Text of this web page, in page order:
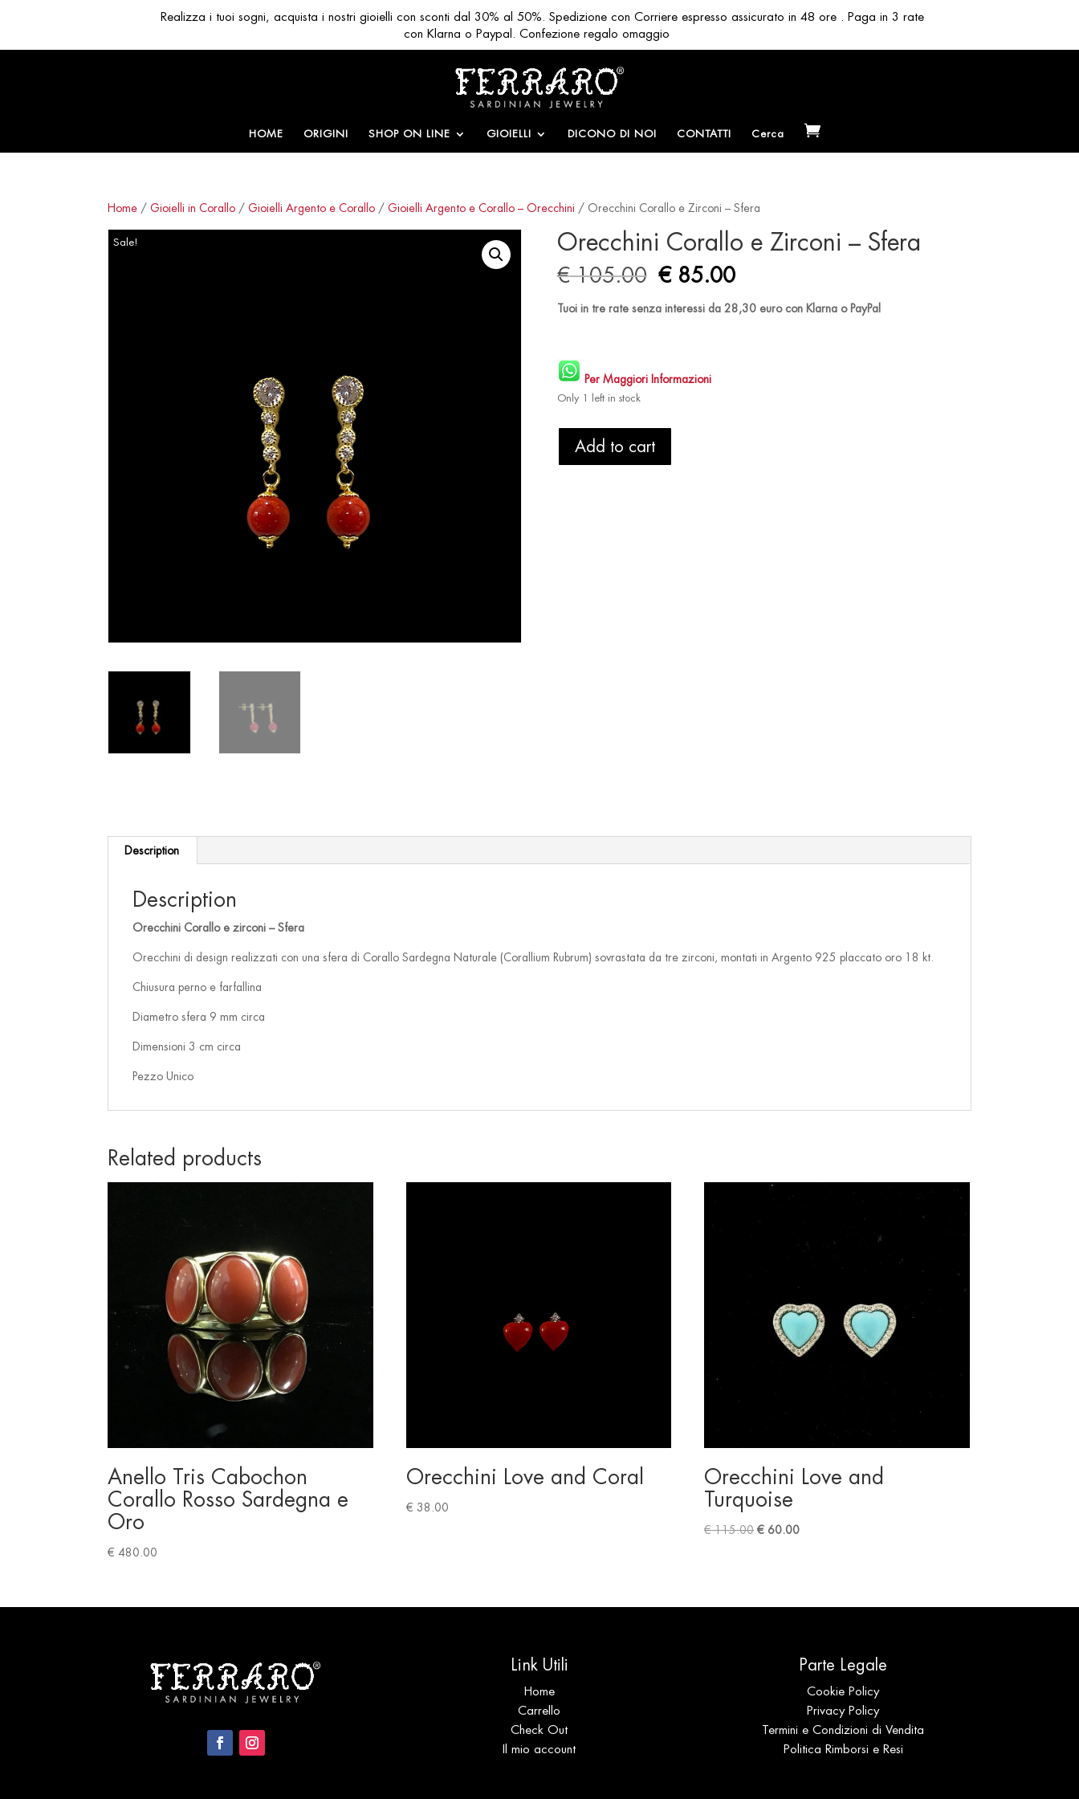
HOME ORIGINI SHOP ON LINE GIOIELLI DICONO DI NOI CONTATTI Cerca
Home /Gioielli in Corallo /Gioielli Argento e Corallo /Gioielli Argento e Corallo – Orecchini / Orecchini Corallo e Zirconi – Sfera
Sale! Orecchini Corallo e Zirconi – Sfera
€105.00 Original
was:
€85.00Current
is:
Tuoi in tre rate senza interessi da 28,30 euro con Klarna o PayPal
Per Maggiori Informazioni
Only 1 left in stock
Orecchini
Corallo
Add to cart
Description
Description
Orecchini Corallo e zirconi – Sfera
Orecchini di design realizzati con una sfera di Corallo Sardegna Naturale (Corallium Rubrum) sovrastata da tre zirconi, montati in Argento 925 placcato oro 18 kt.
Chiusura perno e farfallina
Diametro sfera 9 mm circa
Dimensioni 3 cm circa
Pezzo Unico
Related products
Anello Tris Cabochon
Corallo Rosso Sardegna e
Oro
€ 480.00
Orecchini Love and Coral
€ 38.00
Orecchini Love and
Turquoise
€115.00 Original
€ 60.00Current
Link Utili
Home
Carrello
Check Out
Il mio account
Parte Legale
Cookie Policy
Privacy Policy
Termini e Condizioni di Vendita
Politica Rimborsi e Resi
Realizza i tuoi sogni, acquista i nostri gioielli con sconti dal 30% al 50%. Spedizione con Corriere espresso assicurato in 48 ore . Paga in 3 rate
con Klarna o Paypal. Confezione regalo omaggio